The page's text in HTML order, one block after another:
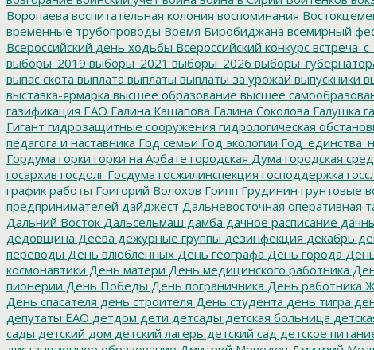
Воропаева воспитательная колония воспоминания
временные трубопроводы Время Биробиджана всемирный
Всероссийский день ходьбы Всероссийский конкурс
выборы_2019 выборы_2021 выборы_2026
выпас скота выплата выплаты выплаты за урожай выпускники
выставка-ярмарка высшее образование высшее
газификация ЕАО Галина Кашапова Галина Соколова Галушка
Гигант гидрозащитные сооружения гидрологическая
педагога и наставника Год семьи Год экологии
Гордума горки горки на Арбате городская Дума городская
госархив госдолг Госдума госжилинспекция господдержка
график работы Григорий Волохов Грипп Грудинин грунтовые
предпринимателей дайджест Дальневосточная оперативная
Дальний Восток Дальсельмаш дамба дачное расписание
дедовщина Деева дежурные группы дезинфекция декабрь
переводы День влюбленных День географа День города
космонавтики День матери День медицинского работника
пионерии День Победы День пограничника День работника
День спасателя день строителя День студента день тигра
депутаты ЕАО детдом дети детсады детская больница
сады детский дом детский лагерь детский сад детское